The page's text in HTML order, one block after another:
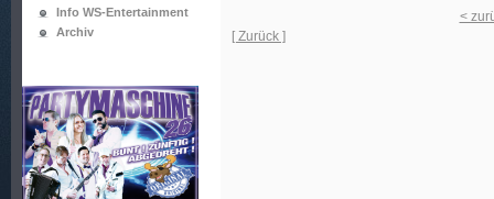
Info WS-Entertainment
Archiv
<
[ Zurück ]